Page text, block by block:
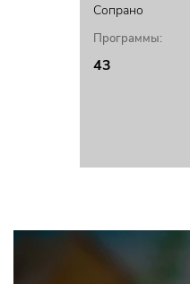
Сопрано
Программы:
43